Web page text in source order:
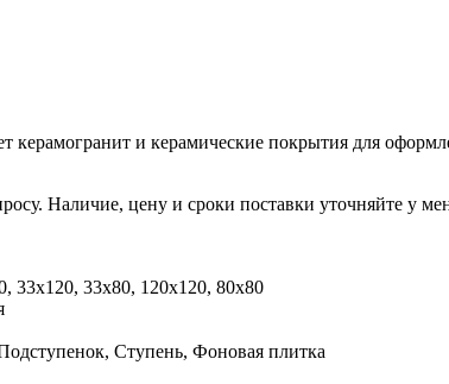
керамогранит и керамические покрытия для
Наличие, цену и сроки поставки уточняйте у
33x120, 33x80, 120x120, 80x80
Ступень, Фоновая плитка